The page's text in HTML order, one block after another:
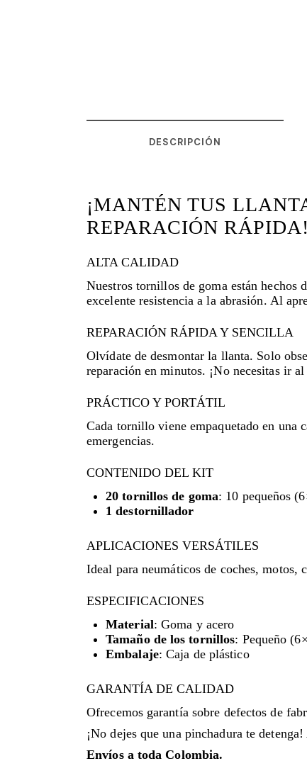
DESCRIPCIÓN
¡MANTÉN TUS
REPARACIÓN RÁPIDA!
ALTA CALIDAD
Nuestros tornillos de goma están hechos
excelente resistencia a la abrasión. Al
REPARACIÓN RÁPIDA Y SENCILLA
Olvídate de desmontar la llanta. Solo
reparación en minutos. ¡No necesitas ir
PRÁCTICO Y PORTÁTIL
Cada tornillo viene empaquetado en una
emergencias.
CONTENIDO DEL KIT
20 tornillos de goma: 10 pequeños
1 destornillador
APLICACIONES VERSÁTILES
Ideal para neumáticos de coches, motos,
ESPECIFICACIONES
Material: Goma y acero
Tamaño de los tornillos: Pequeño
Embalaje: Caja de plástico
GARANTÍA DE CALIDAD
Ofrecemos garantía sobre defectos de
¡No dejes que una pinchadura te
Envíos a toda Colombia.